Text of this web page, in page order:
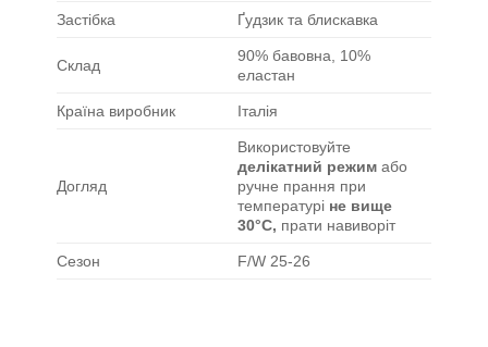
Застібка Ґудзик та блискавка
Склад
90% бавовна, 10%
еластан
Країна виробник Італія
Догляд
Використовуйте
делікатний режимабо
ручне прання при
температурі не вище
30°C, прати навиворіт
Сезон F/W 25-26